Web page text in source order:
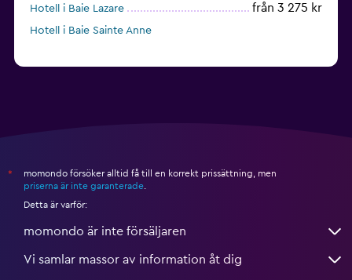
Hotell i Baie Lazare från 3 275 kr
Hotell i Baie Sainte Anne
*
momondo försöker alltid få till en korrekt prissättning, men
priserna är inte garanterade
Detta är varför:
momondo är inte försäljaren
Vi samlar massor av information åt dig